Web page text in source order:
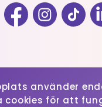
FacebookInstagramTikTok
använder
cookies för att